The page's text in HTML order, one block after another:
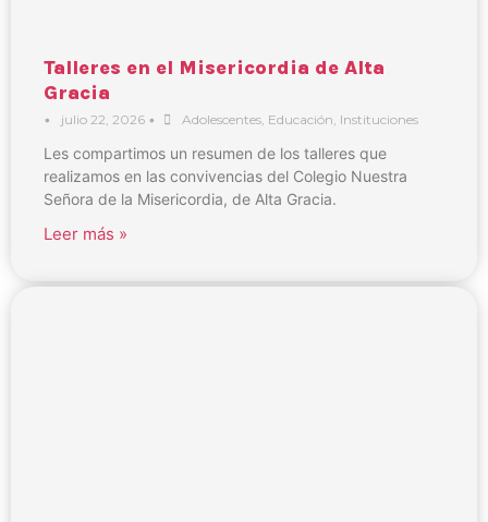
Talleres en el Misericordia de Alta
Gracia
• julio 22, 2026 • Adolescentes, Educación, Instituciones
Les compartimos un resumen de los talleres que
realizamos en las convivencias del Colegio Nuestra
Señora de la Misericordia, de Alta Gracia.
Leer más »